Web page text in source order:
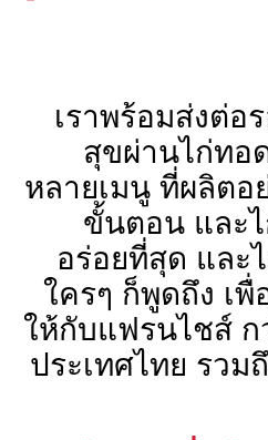
เราพร้อมส่งต่อ
สุขผ่านไก่ทอ
หลายเมนู ที่ผลิตอ
ขั้นตอน และ
อร่อยที่สุด และ
ใครๆ ก็พูดถึง เ
ให้กับแฟรนไชส์ ก
ประเทศไทย รวม